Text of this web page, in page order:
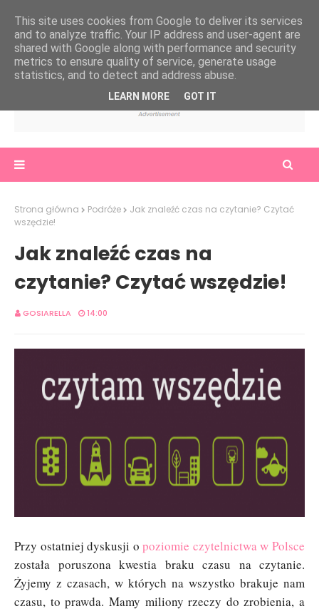
Strona główna Podróże
Jak znaleźć czas na czytanie? Czytać
wszędzie!
Jak znaleźć czas na
czytanie? Czytać wszędzie!
GOSIARELLA 14:00
Przy ostatniej dyskusji opoziomie czytelnictwa w Polsce
została poruszona kwestia braku czasu na czytanie.
Żyjemy z czasach, w których na wszystko brakuje nam
czasu, to prawda. Mamy miliony rzeczy do zrobienia, a
This site uses cookies from Google to deliver its services
and to analyze traffic. Your IP address and user-agent are
shared with Google along with performance and security
metrics to ensure quality of service, generate usage
statistics, and to detect and address abuse.
LEARN MORE GOT IT